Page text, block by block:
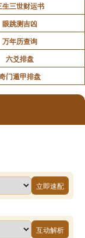
，不要轻信高
处理财务事务
定，但可能有
留应急资金，避
运佳，有机
心，避免因急
辨别他人的真
生三世财运书
眼跳测吉凶
万年历查询
六爻排盘
门遁甲排盘
立即速配
互动解析